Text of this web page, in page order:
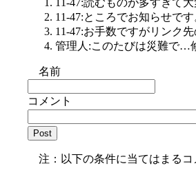
11-47:ところでお知らせで
11-47:お手数ですがリンク
管理人:このたびは災難で…
名前
コメント
注：以下の条件に当てはまる